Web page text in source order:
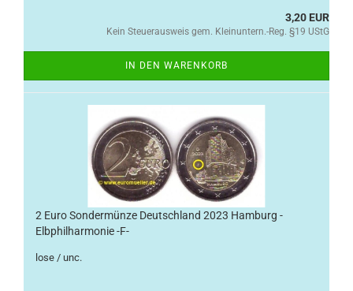
3,20 EUR
Kein Steuerausweis gem. Kleinuntern.-Reg. §19 UStG
IN DEN WARENKORB
2 Euro Sondermünze Deutschland 2023 Hamburg -
Elbphilharmonie -F-
lose / unc.